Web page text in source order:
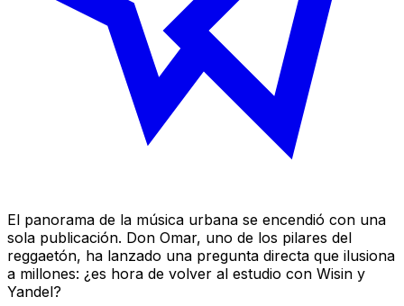
El panorama de la música urbana se encendió con una
sola publicación. Don Omar, uno de los pilares del
reggaetón, ha lanzado una pregunta directa que ilusiona
a millones: ¿es hora de volver al estudio con Wisin y
Yandel?